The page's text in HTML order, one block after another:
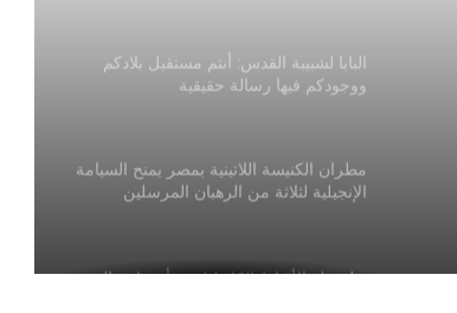
البابا لشبيبة القدس: أنتم مستقبل بلادكم
ووجودكم فيها رسالة حقيقية
مطران الكنيسة اللاتينية بمصر يمنح السيامة
الإنجيلية لثلاثة من الرهبان المرسلين
بطريرك الأقباط الكاثوليك يترأس احتفال